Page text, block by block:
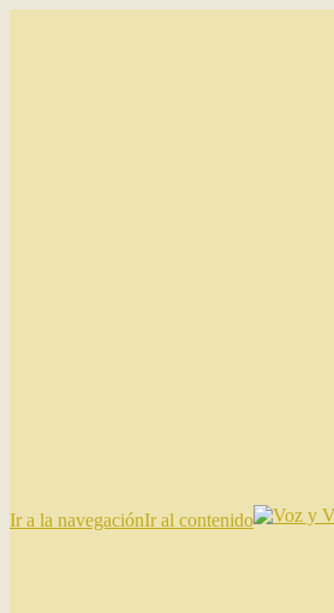
Ir a la navegaciónIr al contenido